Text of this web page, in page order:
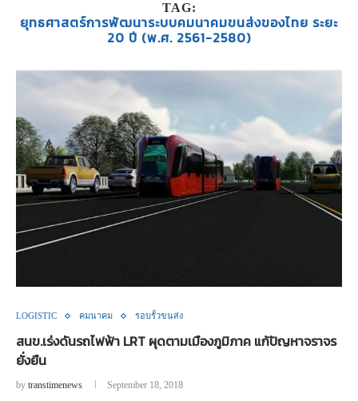
TAG:
ยุทธศาสตร์การพัฒนาระบบคมนาคมขนส่งของไทย ระยะ
20 ปี (พ.ศ. 2561-2580)
LOGISTIC คมนาคม รอบรั้วขนส่ง
สนข.เร่งดันรถไฟฟ้า LRT ผุดตามเมืองภูมิภาค แก้ปัญหาจราจร
ยั่งยืน
by transtimenews September 18, 2018